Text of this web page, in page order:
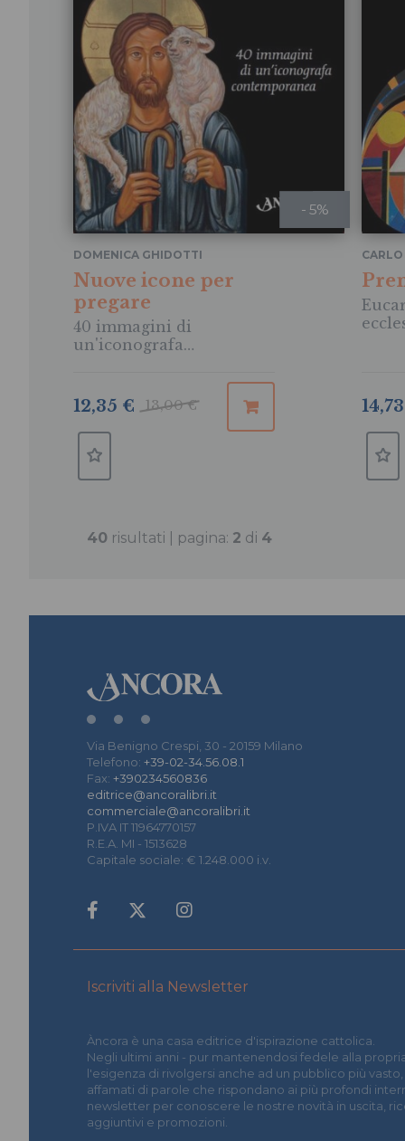
- 5%
Nuove icone per
pregare
40 immagini di
un'iconografa
DOMENICA GHIDOTTI
13,00 €
12,35 €
40 risultati | pagina: 2 di 4
Via Benigno Crespi, 30 - 20159 Milano
Telefono: +39-02-34.56.08.1
Fax: +390234560836
editrice@ancoralibri.it
commerciale@ancoralibri.it
P.IVA IT 11964770157
R.E.A. MI - 1513628
Capitale sociale: € 1.248.000 i.v.
Iscriviti alla Newsletter
Àncora è una casa editrice d'ispirazione cattolica.
Negli ultimi anni - pur mantenendosi fedele alla
l'esigenza di rivolgersi anche ad un pubblico più
affamati di parole che rispondano ai più profondi
newsletter per conoscere le nostre novità in uscita,
aggiuntivi e promozioni.